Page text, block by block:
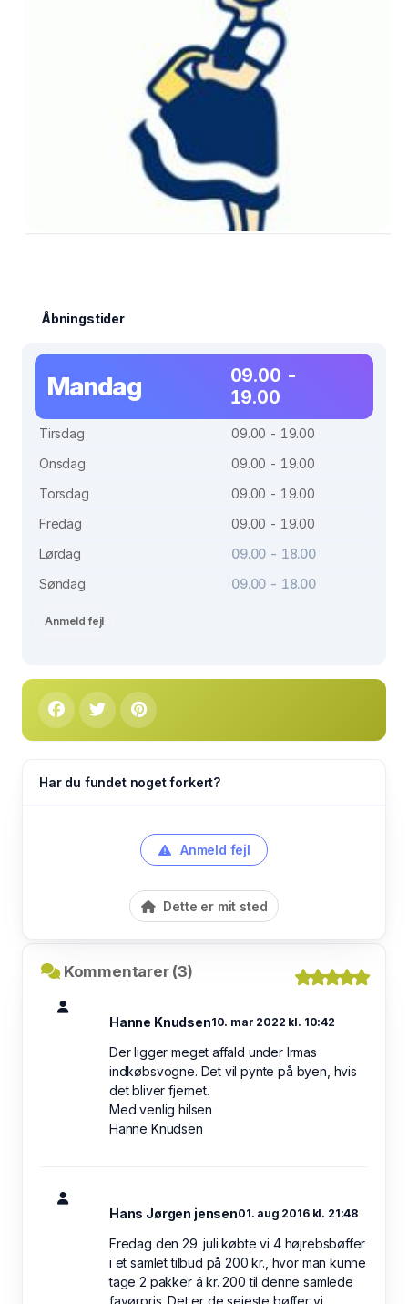
Åbningstider
Mandag
09.00 -
19.00
Tirsdag
09.00 - 19.00
Onsdag
09.00 - 19.00
Torsdag
09.00 - 19.00
Fredag
09.00 - 19.00
Lørdag
09.00 - 18.00
Søndag
09.00 - 18.00
Anmeld fejl
Har du fundet noget forkert?
Anmeld fejl
Dette er mit sted
Kommentarer (3)
Hanne Knudsen10. mar 2022 kl. 10:42
Der ligger meget affald under Irmas
indkøbsvogne. Det vil pynte på byen, hvis
det bliver fjernet.
Med venlig hilsen
Hanne Knudsen
Hans Jørgen jensen01. aug 2016 kl. 21:48
Fredag den 29. juli købte vi 4 højrebsbøffer
i et samlet tilbud på 200 kr., hvor man kunne
tage 2 pakker á kr. 200 til denne samlede
favørpris. Det er de sejeste bøffer vi